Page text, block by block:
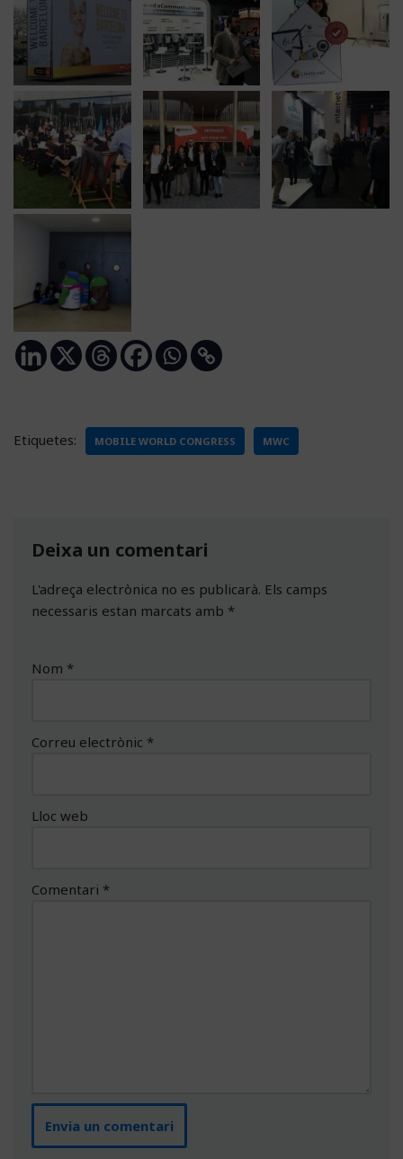
Etiquetes: MOBILE WORLD CONGRESS MWC
Deixa un comentari
L'adreça electrònica no es publicarà. Els camps
necessaris estan marcats amb *
Nom *
Correu electrònic *
Lloc web
Comentari *